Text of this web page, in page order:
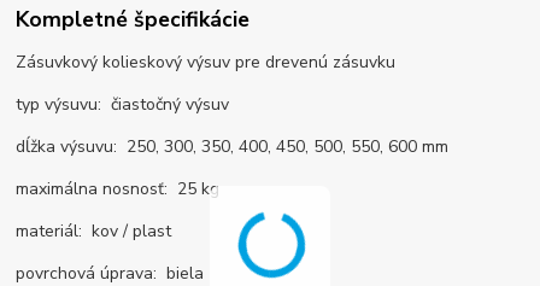
Kompletné špecifikácie
Zásuvkový kolieskový výsuv pre drevenú zásuvku
typ výsuvu: čiastočný výsuv
dĺžka výsuvu: 250, 300, 350, 400, 450, 500, 550, 600 mm
maximálna nosnosť: 25 kg
materiál: kov / plast
povrchová úprava: biela